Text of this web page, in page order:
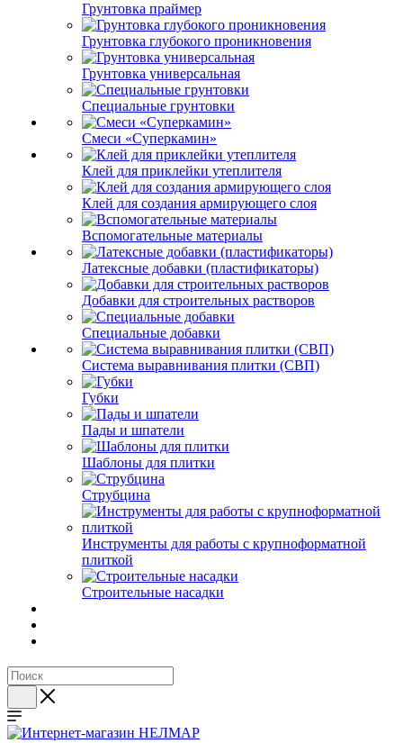
Грунтовка праймер
Грунтовка глубокого проникновения
Грунтовка универсальная
Специальные грунтовки
Смеси «Суперкамин»
Клей для приклейки утеплителя
Клей для создания армирующего слоя
Вспомогательные материалы
Латексные добавки (пластификаторы)
Добавки для строительных растворов
Специальные добавки
Система выравнивания плитки (СВП)
Губки
Пады и шпатели
Шаблоны для плитки
Струбцина
Инструменты для работы с крупноформатной
плиткой
Строительные насадки